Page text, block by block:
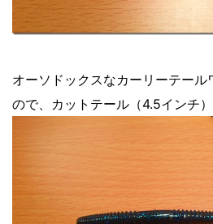
オーソドックスなカーリーテール
ので、カットテール（4.5インチ）